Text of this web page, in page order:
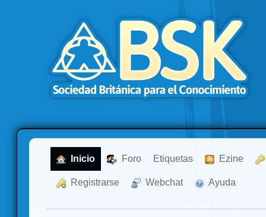
Inicio Foro Etiquetas Ezine
Registrarse Webchat Ayuda